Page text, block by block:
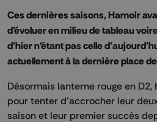
Ces dernières saisons, Hamoir
d'évoluer en milieu de tableau
d'hier n'étant pas celle
actuellement à la dernière place de
Désormais lanterne rouge en
pour tenter d’accrocher leur
saison et leur premier succès